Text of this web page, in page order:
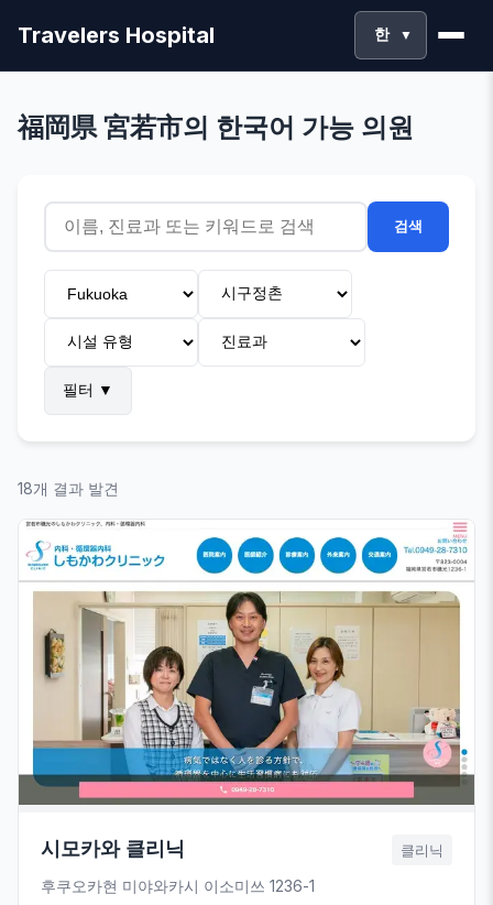
Travelers Hospital 한 ▼
福岡県 宮若市의 한국어 가능 의원
검색
필터 ▼
18개 결과 발견
시모카와 클리닉 클리닉
후쿠오카현 미야와카시 이소미쓰 1236-1